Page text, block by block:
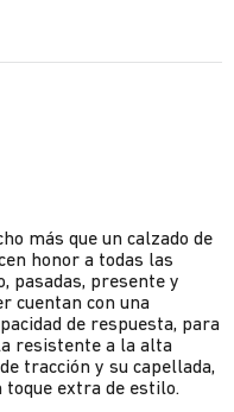
más que un calzado de
honor a todas las
pasadas, presente y
cuentan con una
de respuesta, para
resistente a la alta
tracción y su capellada,
toque extra de estilo.